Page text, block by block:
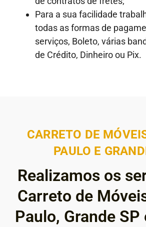
Para a sua facilidade
todas as formas de
serviços, Boleto, várias
de Crédito, Dinheiro ou Pix.
CARRETO DE
PAULO E
Realizamos os
Carreto de
Paulo, Grande